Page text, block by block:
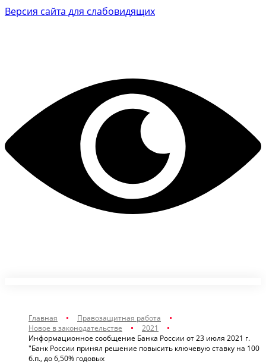
Версия сайта для слабовидящих
Главная
Правозащитная работа
Новое в законодательстве
2021
Информационное сообщение Банка России от 23 июля 2021 г.
"Банк России принял решение повысить ключевую ставку на 100
б.п., до 6,50% годовых